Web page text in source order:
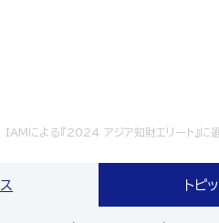
IAMによる『2024 アジア知財エリート』
トピ